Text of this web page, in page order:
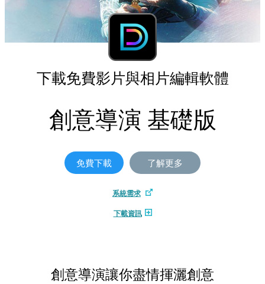
下載免費影片與相片編輯軟體
創意導演 基礎版
免費下載 了解更多
系統需求
下載資訊
創意導演讓你盡情揮灑創意